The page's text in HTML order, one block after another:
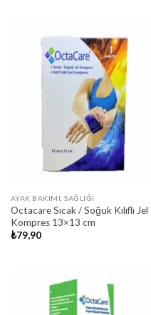
AYAK BAKIMI, SAĞLIĞI
Octacare Sıcak / Soğuk Kılıflı Jel
Kompres 13×13 cm
₺79,90